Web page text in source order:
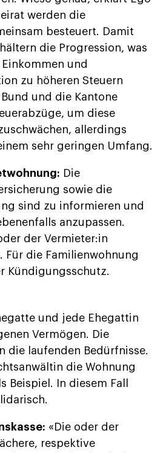
werden die
besteuert. Damit
die Progression, was
und
zu höheren Steuern
und die Kantone
um diese
allerdings
sehr geringen Umfang.
Die
sowie die
sind zu informieren und
anzupassen.
der Vermieter:in
Für die Familienwohnung
Kündigungsschutz.
und jede Ehegattin
Vermögen. Die
die laufenden Bedürfnisse.
die Wohnung
Beispiel. In diesem Fall
«Die oder der
respektive